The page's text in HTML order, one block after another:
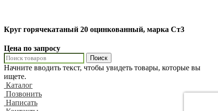
Круг горячекатаный 20 оцинкованный, марка Ст3
Цена по запросу
Поиск
Начните вводить текст, чтобы увидеть товары, которые вы
ищете.
Каталог
Позвонить
Написать